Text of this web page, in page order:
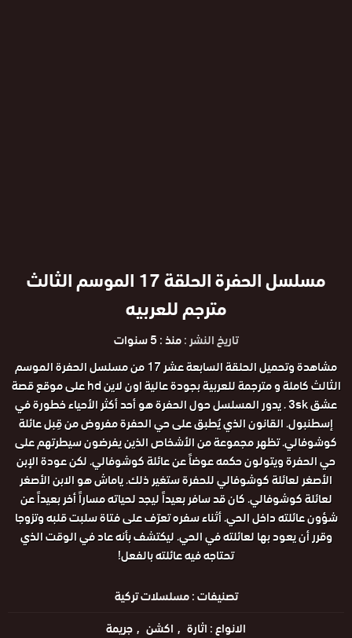
مسلسل الحفرة الحلقة 17 الموسم الثالث
مترجم للعربيه
تاريخ النشر :منذ : 5 سنوات
مشاهدة وتحميل الحلقة السابعة عشر 17 من مسلسل الحفرة الموسم
الثالث كاملة و مترجمة للعربية بجودة عالية اون لاين hd على موقع قصة
عشق 3sk . يدور المسلسل حول الحفرة هو أحد أكثر الأحياء خطورة في
إسطنبول. القانون الذي يُطبق على حي الحفرة مفروض من قِبل عائلة
كوشوفالي. تظهر مجموعة من الأشخاص الذين يفرضون سيطرتهم على
حي الحفرة ويتولون حكمه عوضاً عن عائلة كوشوفالي. لكن عودة الإبن
الأصغر لعائلة كوشوفالي للحفرة ستغير ذلك. ياماش هو الابن الأصغر
لعائلة كوشوفالي. كان قد سافر بعيداً ليجد لحياته مساراً أخر بعيداً عن
شؤون عائلته داخل الحي. أثناء سفره تعرّف على فتاة سلبت قلبه وتزوجا
وقرر أن يعود بها لعائلته في الحي. ليكتشف بأنه عاد في الوقت الذي
تحتاجه فيه عائلته بالفعل!
تصنيفات :مسلسلات تركية
الانواع :اثارة اكشن جريمة